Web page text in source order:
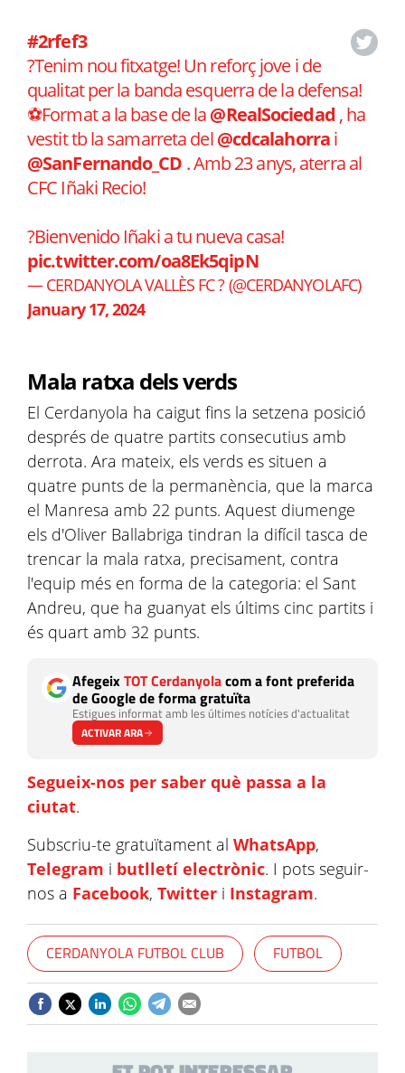
#2rfef3
?Tenim nou fitxatge! Un reforç jove i de
qualitat per la banda esquerra de la defensa!
⚽️Format a la base de la@RealSociedad, ha
vestit tb la samarreta del@cdcalahorrai
@SanFernando_CD . Amb 23 anys, aterra al
CFC Iñaki Recio!
?Bienvenido Iñaki a tu nueva casa!
pic.twitter.com/oa8Ek5qipN
— CERDANYOLA VALLÈS FC ? (@CERDANYOLAFC)
January 17, 2024
Mala ratxa dels verds
El Cerdanyola ha caigut fins la setzena posició
després de quatre partits consecutius amb
derrota. Ara mateix, els verds es situen a
quatre punts de la permanència, que la marca
el Manresa amb 22 punts. Aquest diumenge
els d'Oliver Ballabriga tindran la difícil tasca de
trencar la mala ratxa, precisament, contra
l'equip més en forma de la categoria: el Sant
Andreu, que ha guanyat els últims cinc partits i
és quart amb 32 punts.
AfegeixTOT Cerdanyolacom a font preferida
de Google de forma gratuïta
Estigues informat amb les últimes notícies d'actualitat
ACTIVAR ARA
Segueix-nos per saber què passa a la
ciutat.
Subscriu-te gratuïtament al WhatsApp,
Telegram i butlletí electrònic. I pots seguir-
nos a Facebook, Twitter i Instagram.
CERDANYOLA FUTBOL CLUB FUTBOL